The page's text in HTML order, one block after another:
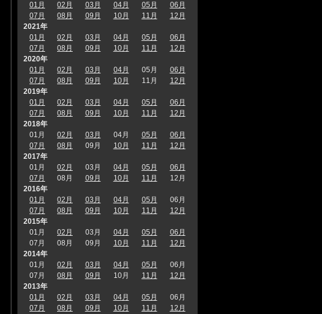
01月
02月 03月 04月 05月
06月
07月
08月 09月 10月 11月
12月
2021年
01月
02月 03月 04月 05月
06月
07月
08月 09月 10月 11月
12月
2020年
01月
02月 03月 04月 05月
06月
07月
08月 09月 10月 11月
12月
2019年
01月
02月 03月 04月 05月
06月
07月
08月 09月 10月 11月
12月
2018年
01月
02月 03月 04月 05月
06月
07月
08月 09月 10月 11月
12月
2017年
01月
02月 03月 04月 05月
06月
07月
08月 09月 10月 11月
12月
2016年
01月
02月 03月 04月 05月
06月
07月
08月 09月 10月 11月
12月
2015年
01月
02月 03月 04月 05月
06月
07月
08月 09月 10月 11月
12月
2014年
01月
02月 03月 04月 05月
06月
07月
08月 09月 10月 11月
12月
2013年
01月
02月 03月 04月 05月
06月
07月
08月 09月 10月 11月
12月